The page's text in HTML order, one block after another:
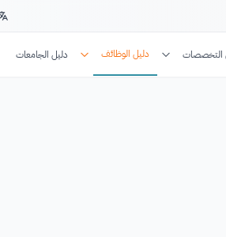
التخصصات دليل الوظائف دليل الجامعات